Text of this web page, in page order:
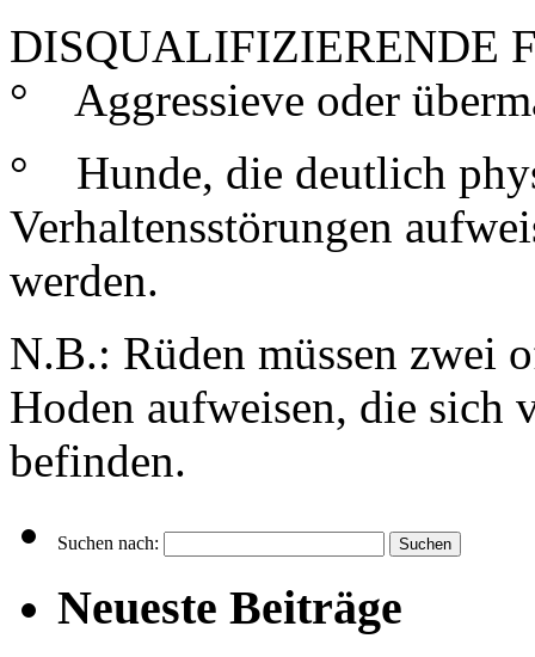
DISQUALIFIZIERENDE
° Aggressieve oder
° Hunde, die deutlich
Verhaltensstörungen
werden.
N.B.: Rüden müssen zwei
Hoden aufweisen, die sich
befinden.
Suchen nach:
Neueste Beiträge